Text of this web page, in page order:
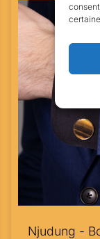
Njudung -